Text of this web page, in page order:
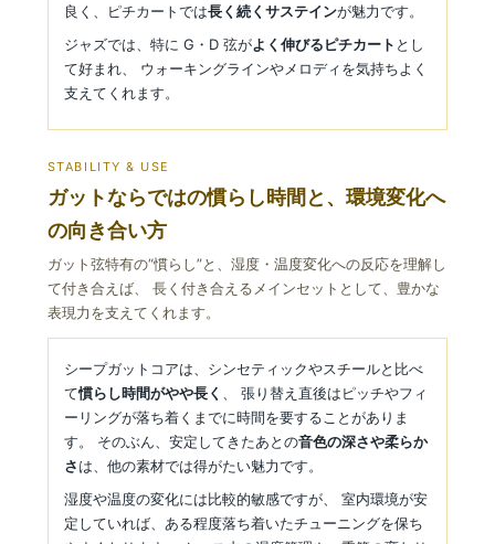
良く、ピチカートでは長く続くサステインが魅力です。
ジャズでは、特に G・D 弦がよく伸びるピチカート とし
て好まれ、 ウォーキングラインやメロディを気持ちよく
支えてくれます。
STABILITY & USE
ガットならではの慣らし時間と、環境変化へ
の向き合い方
ガット弦特有の“慣らし”と、湿度・温度変化への反応を理解し
て付き合えば、 長く付き合えるメインセットとして、豊かな
表現力を支えてくれます。
シープガットコアは、シンセティックやスチールと比べ
て慣らし時間がやや長く
、 張り替え直後はピッチやフィ
ーリングが落ち着くまでに時間を要することがありま
す。 そのぶん、安定してきたあとの音色の深さや柔らか
さは、他の素材では得がたい魅力です。
湿度や温度の変化には比較的敏感ですが、 室内環境が安
定していれば、ある程度落ち着いたチューニングを保ち